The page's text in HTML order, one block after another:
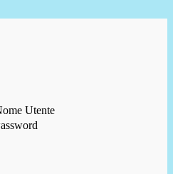
Utente